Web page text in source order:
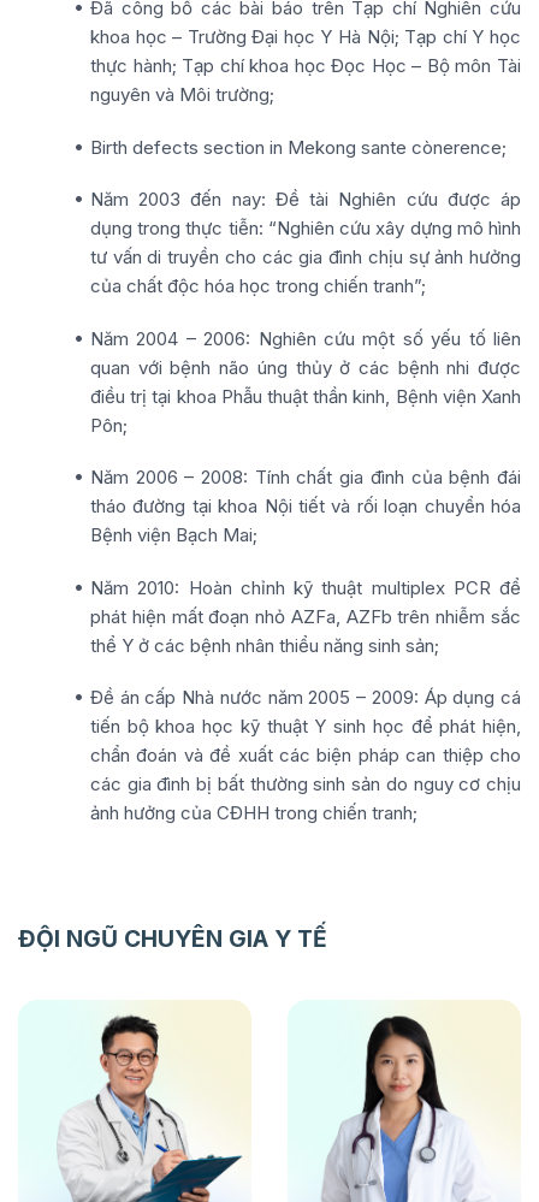
Đã công bố các bài báo trên Tạp chí Nghiên cứu
khoa học – Trường Đại học Y Hà Nội; Tạp chí Y học
thực hành; Tạp chí khoa học Đọc Học – Bộ môn Tài
nguyên và Môi trường;
Birth defects section in Mekong sante cònerence;
Năm 2003 đến nay: Đề tài Nghiên cứu được áp
dụng trong thực tiễn: “Nghiên cứu xây dựng mô hình
tư vấn di truyền cho các gia đình chịu sự ảnh hưởng
của chất độc hóa học trong chiến tranh”;
Năm 2004 – 2006: Nghiên cứu một số yếu tố liên
quan với bệnh não úng thủy ở các bệnh nhi được
điều trị tại khoa Phẫu thuật thần kinh, Bệnh viện Xanh
Pôn;
Năm 2006 – 2008: Tính chất gia đình của bệnh đái
tháo đường tại khoa Nội tiết và rối loạn chuyển hóa
Bệnh viện Bạch Mai;
Năm 2010: Hoàn chỉnh kỹ thuật multiplex PCR để
phát hiện mất đoạn nhỏ AZFa, AZFb trên nhiễm sắc
thể Y ở các bệnh nhân thiểu năng sinh sản;
Đề án cấp Nhà nước năm 2005 – 2009: Áp dụng cá
tiến bộ khoa học kỹ thuật Y sinh học để phát hiện,
chẩn đoán và đề xuất các biện pháp can thiệp cho
các gia đình bị bất thường sinh sản do nguy cơ chịu
ảnh hưởng của CĐHH trong chiến tranh;
ĐỘI NGŨ CHUYÊN GIA Y TẾ